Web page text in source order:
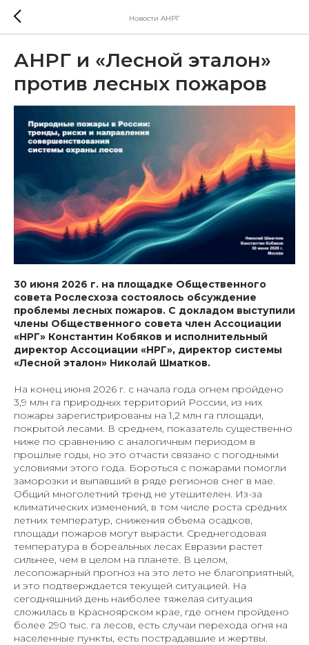
Новости АНРГ
АНРГ и «Лесной эталон»
против лесных пожаров
30 июня 2026 г. на площадке Общественного
совета Рослесхоза состоялось обсуждение
проблемы лесных пожаров. С докладом выступили
члены Общественного совета член Ассоциации
«НРГ» Константин Кобяков и исполнительный
директор Ассоциации «НРГ», директор системы
«Лесной эталон» Николай Шматков.
На конец июня 2026 г. с начала года огнем пройдено
3,9 млн га природных территорий России, из них
пожары зарегистрированы на 1,2 млн га площади,
покрытой лесами. В среднем, показатель существенно
ниже по сравнению с аналогичным периодом в
прошлые годы, но это отчасти связано с погодными
условиями этого года. Бороться с пожарами помогли
заморозки и выпавший в ряде регионов снег в мае.
Общий многолетний тренд не утешителен. Из-за
климатических изменений, в том числе роста средних
летних температур, снижения объема осадков,
площади пожаров могут вырасти. Среднегодовая
температура в бореальных лесах Евразии растет
сильнее, чем в целом на планете. В целом,
лесопожарный прогноз на это лето не благоприятный,
и это подтверждается текущей ситуацией. На
сегодняшний день наиболее тяжелая ситуация
сложилась в Красноярском крае, где огнем пройдено
более 290 тыс. га лесов, есть случаи перехода огня на
населенные пункты, есть пострадавшие и жертвы.